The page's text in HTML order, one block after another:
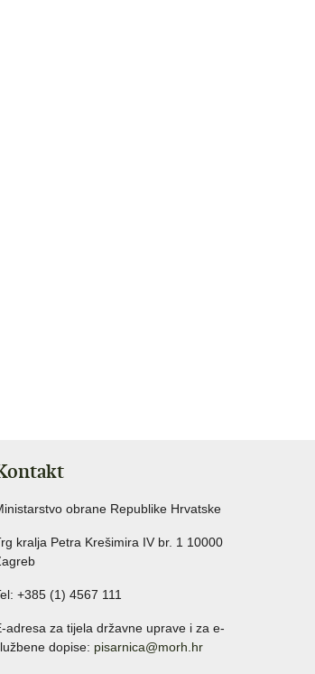
obrane Republike Hrvatske
kralja Petra Krešimira IV br. 1 10000
+385 (1) 4567 111
adresa za tijela državne uprave i za e-
dopise: pisarnica@morh.hr